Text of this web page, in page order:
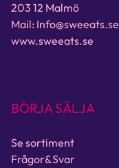
203 12 Malmö
Mail: Info@sweeats.se
www.sweeats.se
BÖRJA SÄLJA
Se sortiment
Frågor&Svar